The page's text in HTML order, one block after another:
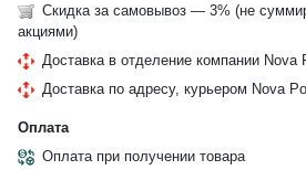
Скидка за самовывоз — 3% (не
акциями)
Доставка в отделение компании Nova
Доставка по адресу, курьером Nova
Оплата
Оплата при получении товара